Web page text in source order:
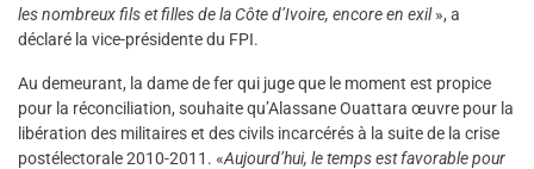
les nombreux fils et filles de la Côte d’Ivoire, encore en exil», a
déclaré la vice-présidente du FPI.
Au demeurant, la dame de fer qui juge que le moment est propice
pour la réconciliation, souhaite qu’Alassane Ouattara œuvre pour la
libération des militaires et des civils incarcérés à la suite de la crise
postélectorale 2010-2011. «Aujourd’hui, le temps est favorable pour